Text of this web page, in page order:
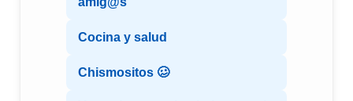
Cocina y salud
Chismositos 🥴